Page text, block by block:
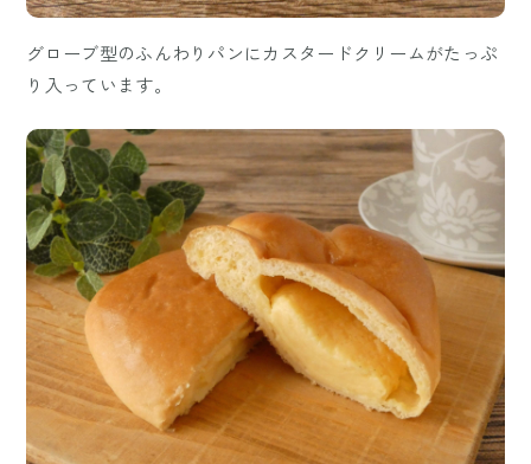
グローブ型のふんわりパンにカスタードクリームがたっぷ
り入っています。